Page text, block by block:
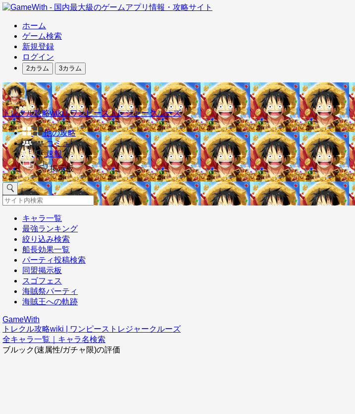
ホーム
ゲーム検索
新規登録
ログイン
2カラム 3カラム
トレクル攻略wiki | ワンピーストレジャークルーズ
他の攻略
コミュ
速報
掲示板
キャラ一覧
最強ランキング
絞り込み検索
船長効果一覧
パーティ投稿検索
同盟掲示板
スゴフェス
海賊祭パーティ
海賊王への軌跡
GameWith
トレクル攻略wiki | ワンピーストレジャークルーズ
全キャラ一覧｜キャラ名検索
ブルック(速属性/ガチャ限)の評価